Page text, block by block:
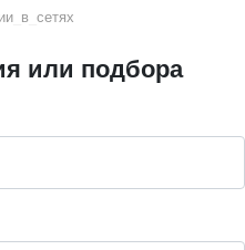
в сетях
или подбора